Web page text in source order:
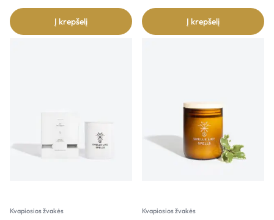
Į krepšelį Į krepšelį
Kvapiosios žvakės Kvapiosios žvakės